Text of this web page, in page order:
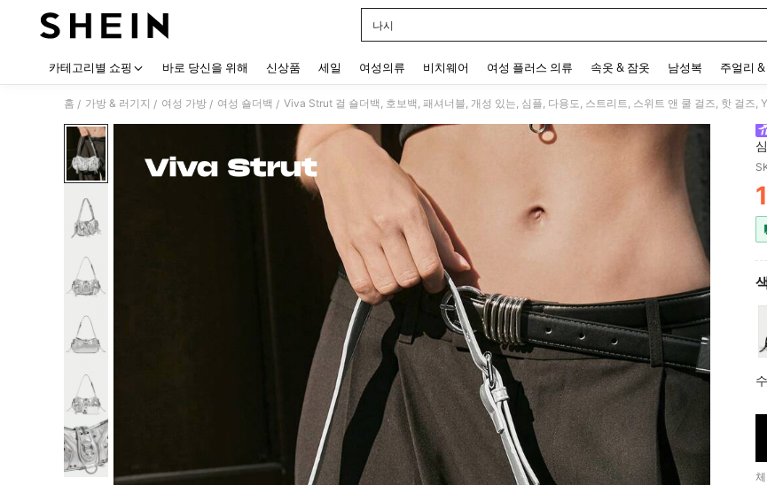
나시
카테고리별 쇼핑 바로 당신을 위해 신상품 세일 여성의류 비치웨어 여성 플러스 의류 속옷 & 잠옷 남성복 주얼리
홈 / 가방 & 러기지 / 여성 가방 / 여성 숄더백 / Viva Strut 걸 숄더백, 호보백, 패셔너블, 개성 있는, 심플, 다용도, 스트리트, 스위트 앤 쿨 걸즈, 핫 걸즈,